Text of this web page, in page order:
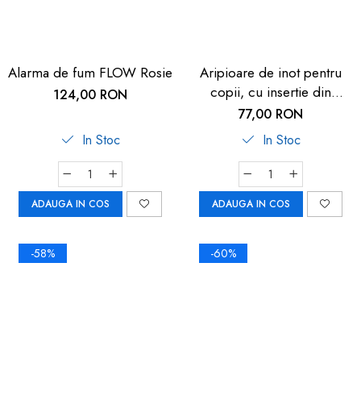
Alarma de fum FLOW Rosie
124,00 RON
In Stoc
ADAUGA IN COS
Aripioare de inot pentru
copii, cu insertie din
material moale, 11–30kg (1-
6 ani), rosu, Reer
77,00 RON
In Stoc
ADAUGA IN COS
-58% -60%